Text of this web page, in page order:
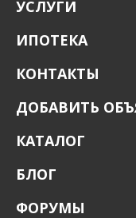
УСЛУГИ
ИПОТЕКА
КОНТАКТЫ
ДОБАВИТЬ
КАТАЛОГ
БЛОГ
ФОРУМЫ